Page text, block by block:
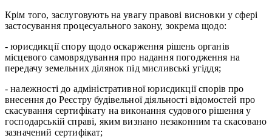
Крім того, заслуговують на увагу правові висновки у сфері
застосування процесуального закону, зокрема щодо:
- юрисдикції спору щодо оскарження рішень органів
місцевого самоврядування про надання погодження на
передачу земельних ділянок під мисливські угіддя;
- належності до адміністративної юрисдикції спорів про
внесення до Реєстру будівельної діяльності відомостей про
скасування сертифікату на виконання судового рішення у
господарській справі, яким визнано незаконним та скасовано
зазначений сертифікат;